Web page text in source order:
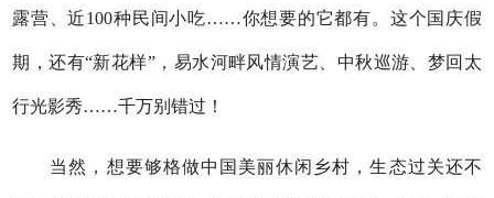
露营、近100种民间小吃……你想要的它都有。这个国庆假
期，还有“新花样”，易水河畔风情演艺、中秋巡游、梦回太
行光影秀……千万别错过！
当然，想要够格做中国美丽休闲乡村，生态过关还不